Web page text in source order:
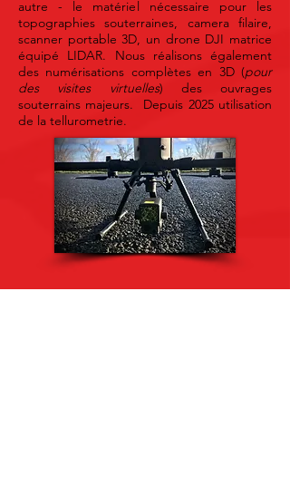
autre - le matériel nécessaire pour les
topographies souterraines, camera filaire,
scanner portable 3D, un drone DJI matrice
équipé LIDAR. Nous réalisons également
des numérisations complètes en 3D (pour
des visites virtuelles) des ouvrages
souterrains majeurs. Depuis 2025 utilisation
de la tellurometrie.